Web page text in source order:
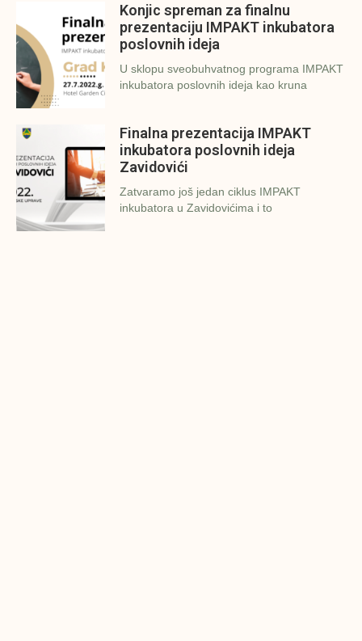
Konjic spreman za finalnu
prezentaciju IMPAKT inkubatora
poslovnih ideja
U sklopu sveobuhvatnog programa IMPAKT
inkubatora poslovnih ideja kao kruna
Finalna prezentacija IMPAKT
inkubatora poslovnih ideja
Zavidovići
Zatvaramo još jedan ciklus IMPAKT
inkubatora u Zavidovićima i to